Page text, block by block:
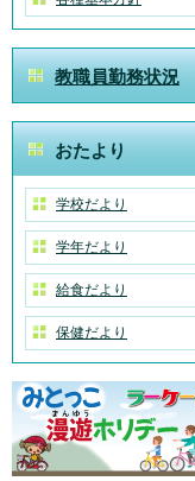
教職員勤務状況
おたより
学校だより
学年だより
給食だより
保健だより